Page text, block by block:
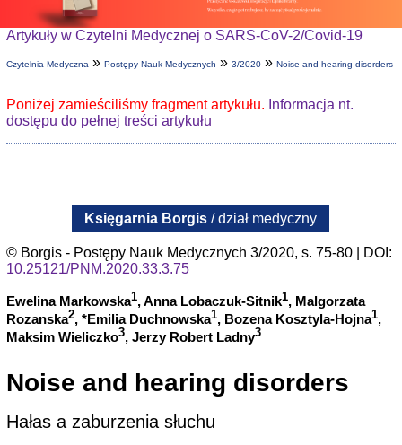
Artykuły w Czytelni Medycznej o SARS-CoV-2/Covid-19
Czytelnia Medyczna» Postępy Nauk Medycznych » 3/2020» Noise and hearing disorders
Poniżej zamieściliśmy fragment artykułu. Informacja nt.
dostępu do pełnej treści artykułu
Księgarnia Borgis / dział medyczny
© Borgis - Postępy Nauk Medycznych 3/2020, s. 75-80 | DOI:
10.25121/PNM.2020.33.3.75
Ewelina Markowska1, Anna Lobaczuk-Sitnik1, Malgorzata
Rozanska2, *Emilia Duchnowska1, Bozena Kosztyla-Hojna1,
Maksim Wieliczko3, Jerzy Robert Ladny3
Noise and hearing disorders
Hałas a zaburzenia słuchu